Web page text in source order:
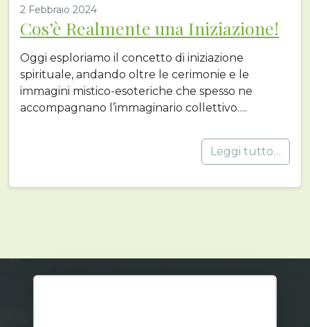
2 Febbraio 2024
Cos’è Realmente una Iniziazione!
Oggi esploriamo il concetto di iniziazione
spirituale, andando oltre le cerimonie e le
immagini mistico-esoteriche che spesso ne
accompagnano l’immaginario collettivo….
Leggi tutto…